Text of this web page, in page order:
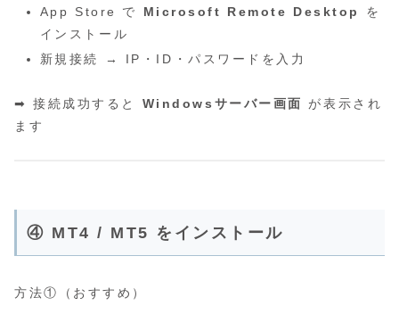
App Store で Microsoft Remote Desktop
を
インストール
新規接続 → IP・ID・パスワードを入力
➡ 接続成功すると Windowsサーバー画面
が表示され
ます
④ MT4 / MT5 をインストール
方法①（おすすめ）